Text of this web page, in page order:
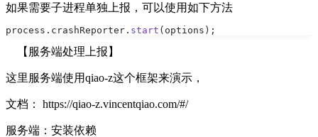
如果需要子进程单独上报，可以使用如下方法
process.crashReporter. start (options);
【服务端处理上报】
这里服务端使用qiao-z这个框架来演示，
文档： https://qiao-z.vincentqiao.com/#/
服务端：安装依赖